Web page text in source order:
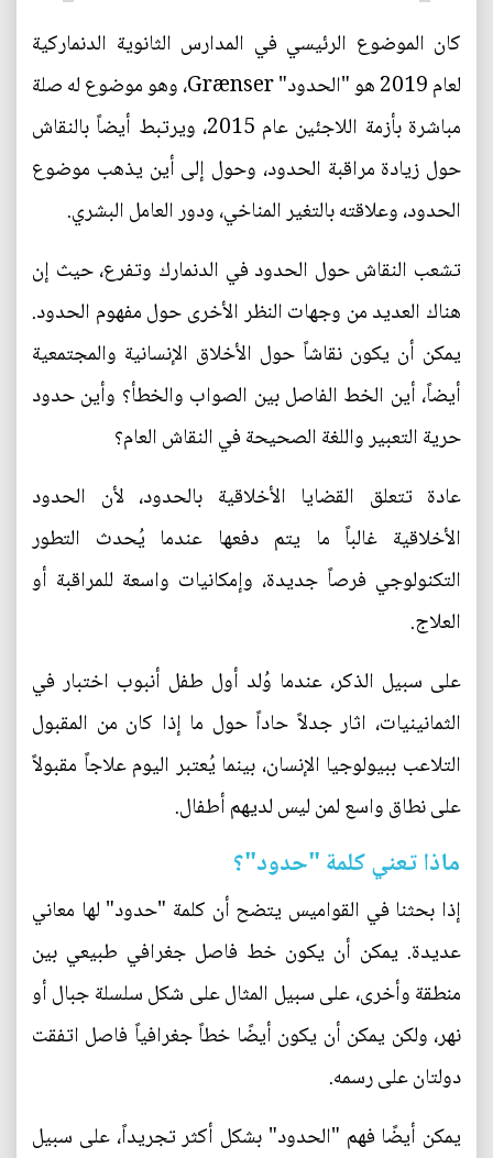
كان الموضوع الرئيسي في المدارس الثانوية الدنماركية
لعام 2019 هو "الحدود" Grænser، وهو موضوع له صلة
مباشرة بأزمة اللاجئين عام 2015، ويرتبط أيضاً بالنقاش
حول زيادة مراقبة الحدود، وحول إلى أين يذهب موضوع
الحدود، وعلاقته بالتغير المناخي، ودور العامل البشري.
تشعب النقاش حول الحدود في الدنمارك وتفرع، حيث إن
هناك العديد من وجهات النظر الأخرى حول مفهوم الحدود.
يمكن أن يكون نقاشاً حول الأخلاق الإنسانية والمجتمعية
أيضاً، أين الخط الفاصل بين الصواب والخطأ؟ وأين حدود
حرية التعبير واللغة الصحيحة في النقاش العام؟
عادة تتعلق القضايا الأخلاقية بالحدود، لأن الحدود
الأخلاقية غالباً ما يتم دفعها عندما يُحدث التطور
التكنولوجي فرصاً جديدة، وإمكانيات واسعة للمراقبة أو
العلاج.
على سبيل الذكر، عندما وُلد أول طفل أنبوب اختبار في
الثمانينيات، اثار جدلاً حاداً حول ما إذا كان من المقبول
التلاعب ببيولوجيا الإنسان، بينما يُعتبر اليوم علاجاً مقبولاً
على نطاق واسع لمن ليس لديهم أطفال.
ماذا تعني كلمة "حدود"؟
إذا بحثنا في القواميس يتضح أن كلمة "حدود" لها معاني
عديدة. يمكن أن يكون خط فاصل جغرافي طبيعي بين
منطقة وأخرى، على سبيل المثال على شكل سلسلة جبال أو
نهر، ولكن يمكن أن يكون أيضًا خطاً جغرافياً فاصل اتفقت
دولتان على رسمه.
يمكن أيضًا فهم "الحدود" بشكل أكثر تجريداً، على سبيل